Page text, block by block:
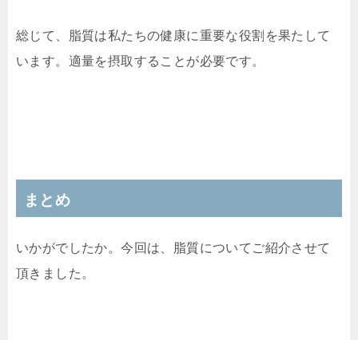
総じて、脂質は私たちの健康に重要な役割を果たして
います。適量を摂取することが必要です。
まとめ
いかがでしたか。今回は、脂質についてご紹介させて
頂きました。